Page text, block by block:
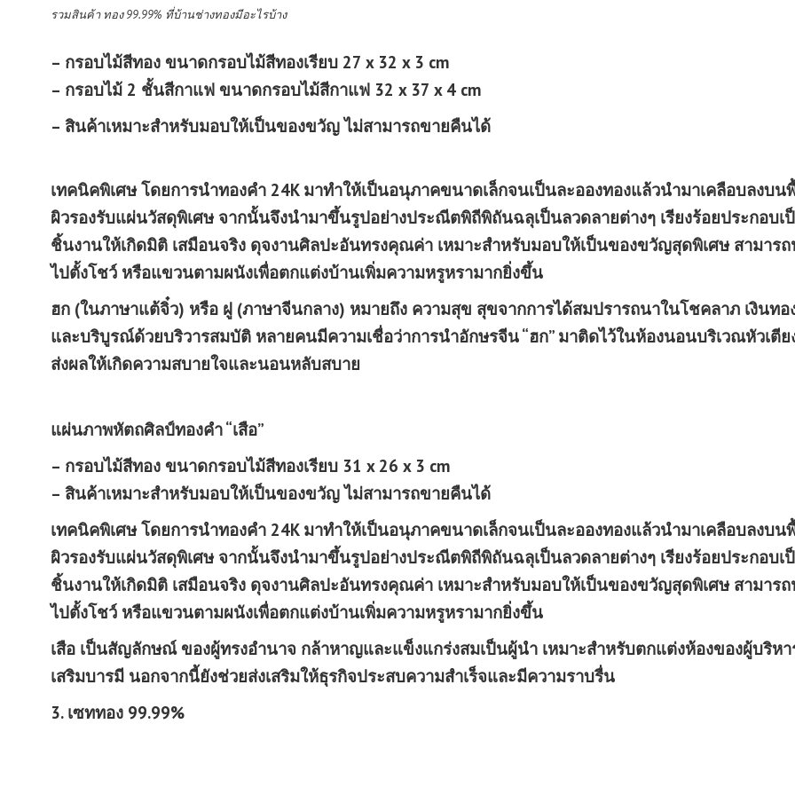
รวมสินค้า ทอง 99.99% ที่บ้านช่างทองมีอะไรบ้าง
– กรอบไม้สีทอง ขนาดกรอบไม้สีทองเรียบ 27 x 32 x 3 cm
– กรอบไม้ 2 ชั้นสีกาแฟ ขนาดกรอบไม้สีกาแฟ 32 x 37 x 4 cm
– สินค้าเหมาะสำหรับมอบให้เป็นของขวัญ ไม่สามารถขายคืนได้
เทคนิคพิเศษ โดยการนำทองคำ 24K มาทำให้เป็นอนุภาคขนาดเล็กจนเป็นละอองทองแล้วนำมาเคลือบลงบน
ผิวรองรับแผ่นวัสดุพิเศษ จากนั้นจึงนำมาขึ้นรูปอย่างประณีตพิถีพิถันฉลุเป็นลวดลายต่างๆ เรียงร้อยประกอบเ
ชิ้นงานให้เกิดมิติ เสมือนจริง ดุจงานศิลปะอันทรงคุณค่า เหมาะสำหรับมอบให้เป็นของขวัญสุดพิเศษ สามาร
ไปตั้งโชว์ หรือแขวนตามผนังเพื่อตกแต่งบ้านเพิ่มความหรูหรามากยิ่งขึ้น
ฮก (ในภาษาแต้จิ๋ว) หรือ ฝู (ภาษาจีนกลาง) หมายถึง ความสุข สุขจากการได้สมปรารถนาในโชคลาภ เงินทอ
และบริบูรณ์ด้วยบริวารสมบัติ หลายคนมีความเชื่อว่าการนำอักษรจีน “ฮก” มาติดไว้ในห้องนอนบริเวณหัวเตีย
ส่งผลให้เกิดความสบายใจและนอนหลับสบาย
แผ่นภาพหัตถศิลป์ทองคำ “เสือ”
– กรอบไม้สีทอง ขนาดกรอบไม้สีทองเรียบ 31 x 26 x 3 cm
– สินค้าเหมาะสำหรับมอบให้เป็นของขวัญ ไม่สามารถขายคืนได้
เทคนิคพิเศษ โดยการนำทองคำ 24K มาทำให้เป็นอนุภาคขนาดเล็กจนเป็นละอองทองแล้วนำมาเคลือบลงบน
ผิวรองรับแผ่นวัสดุพิเศษ จากนั้นจึงนำมาขึ้นรูปอย่างประณีตพิถีพิถันฉลุเป็นลวดลายต่างๆ เรียงร้อยประกอบเ
ชิ้นงานให้เกิดมิติ เสมือนจริง ดุจงานศิลปะอันทรงคุณค่า เหมาะสำหรับมอบให้เป็นของขวัญสุดพิเศษ สามาร
ไปตั้งโชว์ หรือแขวนตามผนังเพื่อตกแต่งบ้านเพิ่มความหรูหรามากยิ่งขึ้น
เสือ เป็นสัญลักษณ์ ของผู้ทรงอำนาจ กล้าหาญและแข็งแกร่งสมเป็นผู้นำ เหมาะสำหรับตกแต่งห้องของผู้บริหา
เสริมบารมี นอกจากนี้ยังช่วยส่งเสริมให้ธุรกิจประสบความสำเร็จและมีความราบรื่น
3. เซททอง 99.99%